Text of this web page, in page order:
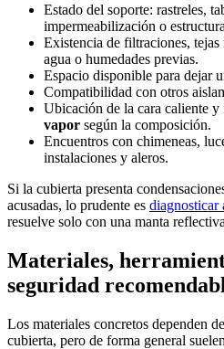
Estado del soporte: rastreles,
impermeabilización o
Existencia de filtraciones, tejas
agua o humedades previas.
Espacio disponible para dejar
Compatibilidad con otros
Ubicación de la cara caliente y
vapor según la composición.
Encuentros con chimeneas,
instalaciones y aleros.
Si la cubierta presenta
acusadas, lo prudente es diagnosticar
resuelve solo con una manta
Materiales,
seguridad
Los materiales concretos dependen
cubierta, pero de forma general